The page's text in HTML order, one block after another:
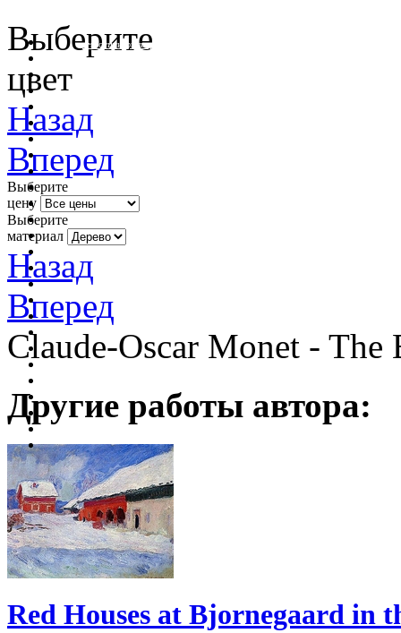
очистить фильтр цвета
Выберите
цвет
Назад
Вперед
Выберите
цену
Выберите
материал
Назад
Вперед
Claude-Oscar Monet - The
Другие работы автора:
Red Houses at Bjornegaard in